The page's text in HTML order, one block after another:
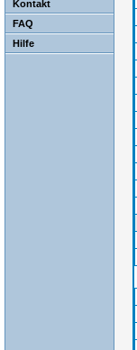
Kontakt
FAQ
Hilfe